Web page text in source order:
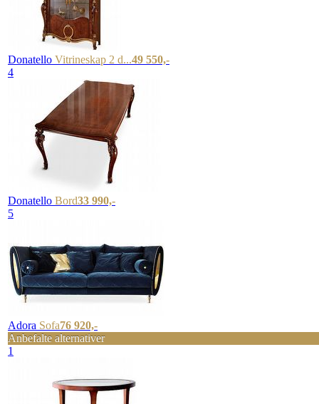
Donatello Vitrineskap 2 d...49 550,-
4
Donatello Bord33 990,-
5
Adora Sofa76 920,-
Anbefalte alternativer
1